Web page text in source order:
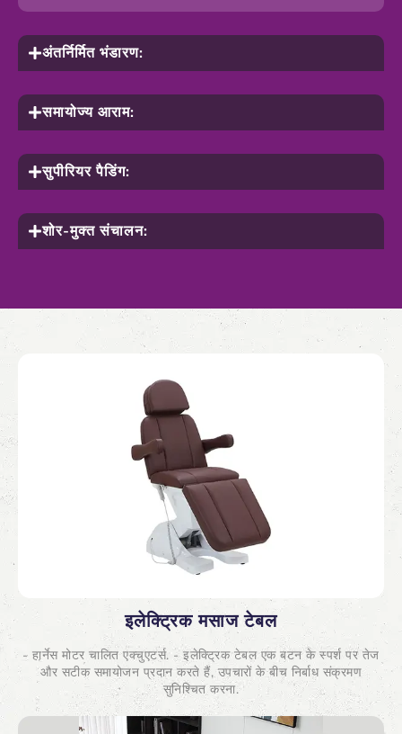
अंतर्निर्मित भंडारण:
समायोज्य आराम:
सुपीरियर पैडिंग:
शोर-मुक्त संचालन:
इलेक्ट्रिक मसाज टेबल
- हार्नेस मोटर चालित एक्चुएटर्स. - इलेक्ट्रिक टेबल एक बटन के स्पर्श पर तेज
और सटीक समायोजन प्रदान करते हैं, उपचारों के बीच निर्बाध संक्रमण
सुनिश्चित करना.